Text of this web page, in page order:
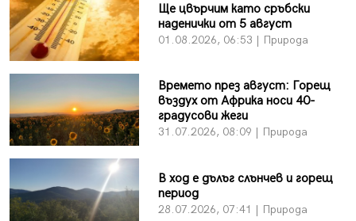
Ще цвърчим като сръбски
наденички от 5 август
01.08.2026, 06:53 | Природа
Времето през август: Горещ
въздух от Африка носи 40-
градусови жеги
31.07.2026, 08:09 | Природа
В ход е дълъг слънчев и горещ
период
28.07.2026, 07:41 | Природа